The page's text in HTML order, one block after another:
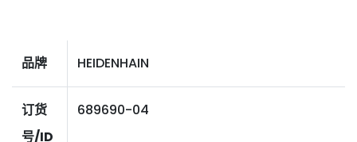
品牌 HEIDENHAIN
订货
号/ID
689690-04